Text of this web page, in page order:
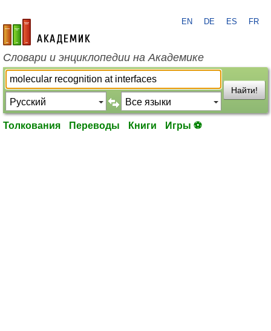
academic.ru
EN DE ES FR
Словари и энциклопедии на Академике
Найти!
Толкования Переводы Книги Игры ⚽